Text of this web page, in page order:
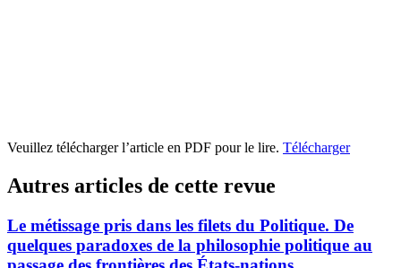
Veuillez télécharger l’article en PDF pour le lire. Télécharger
Autres articles de cette revue
Le métissage pris dans les filets du Politique. De
quelques paradoxes de la philosophie politique au